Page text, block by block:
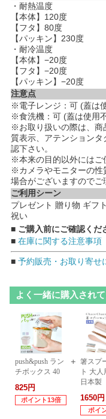
・耐熱温度
【本体】120度
【フタ】80度
【パッキン】230度
・耐冷温度
【本体】−20度
【フタ】−20度
【パッキン】−20度
注意点
※電子レンジ：可 (蓋は
※食洗機：可 (蓋は使用
※お取り扱いの際は、商
質表示、アテンション
認下さい。
※本来の目的以外にはご
※カメラやモニターの性
場合がございますのでご
ご利用シーン
プレゼント 贈り物 ギフ
祝い
■ ご購入前にご確認くだ
■ 在庫に関する注意事項
■ 予約販売・お取り寄せ